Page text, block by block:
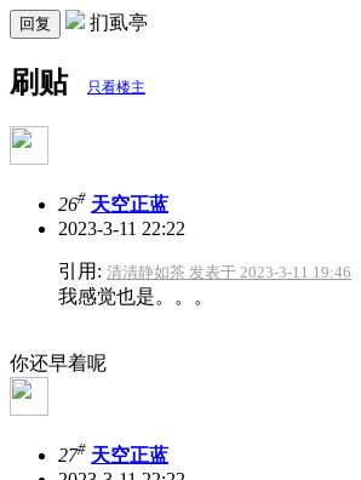
回复 扪虱亭
刷贴 只看楼主
26# 天空正蓝
2023-3-11 22:22
引用: 清清静如茶 发表于 2023-3-11 19:46
我感觉也是。。。
你还早着呢
27# 天空正蓝